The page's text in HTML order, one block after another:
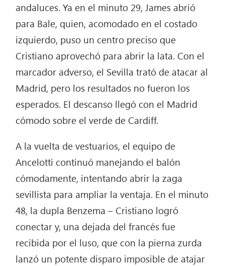
andaluces. Ya en el minuto 29, James abrió
para Bale, quien, acomodado en el costado
izquierdo, puso un centro preciso que
Cristiano aprovechó para abrir la lata. Con el
marcador adverso, el Sevilla trató de atacar al
Madrid, pero los resultados no fueron los
esperados. El descanso llegó con el Madrid
cómodo sobre el verde de Cardiff.
A la vuelta de vestuarios, el equipo de
Ancelotti continuó manejando el balón
cómodamente, intentando abrir la zaga
sevillista para ampliar la ventaja. En el minuto
48, la dupla Benzema – Cristiano logró
conectar y, una dejada del francés fue
recibida por el luso, que con la pierna zurda
lanzó un potente disparo imposible de atajar